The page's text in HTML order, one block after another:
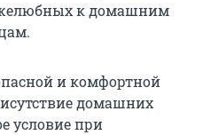
к домашним
и комфортной
домашних
условие при